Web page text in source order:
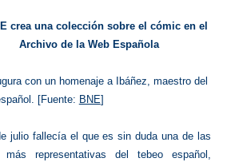
crea una colección sobre el cómic en el
Archivo de la Web Española
con un homenaje a Ibáñez, maestro del
[Fuente: BNE]
julio fallecía el que es sin duda una de las
más representativas del tebeo español,